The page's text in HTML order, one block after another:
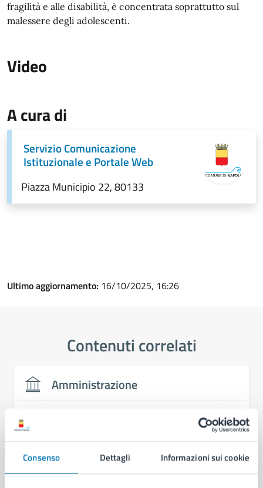
Consenso Dettagli Informazioni sui cookie
fragilità e alle disabilità, è concentrata soprattutto sul
malessere degli adolescenti.
Video
A cura di
Servizio Comunicazione
Istituzionale e Portale Web
Piazza Municipio 22, 80133
Ultimo aggiornamento: 16/10/2025, 16:26
Contenuti correlati
Amministrazione
Servizio Programmazione Sociale ed Emergenze
Sociali
Servizio Politiche di Inclusione e di Integrazione